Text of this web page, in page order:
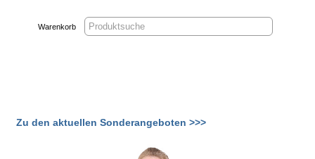
Warenkorb
Zu den aktuellen Sonderangeboten >>>